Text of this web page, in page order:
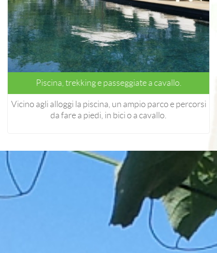
Piscina, trekking e passeggiate a cavallo.
Vicino agli alloggi la piscina, un ampio parco e percorsi
da fare a piedi, in bici o a cavallo.